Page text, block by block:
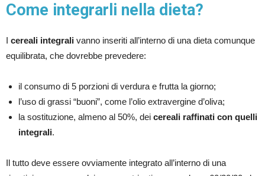
Come integrarli nella dieta?
I cereali integrali vanno inseriti all’interno di una dieta comunque
equilibrata, che dovrebbe prevedere:
il consumo di 5 porzioni di verdura e frutta la giorno;
l’uso di grassi “buoni”, come l’olio extravergine d’oliva;
la sostituzione, almeno al 50%, dei cereali raffinati con quelli
integrali.
Il tutto deve essere ovviamente integrato all’interno di una